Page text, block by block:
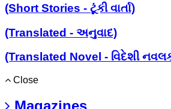
(Short Stories - ટૂંકી વાર્તા)
(Translated - અનુવાદ)
(Translated Novel - વિદેશી
Close
Magazines